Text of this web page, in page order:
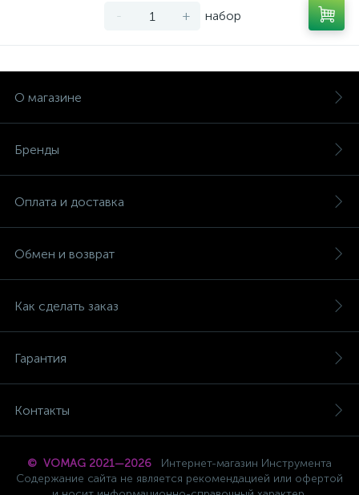
- + набор
О магазине
Бренды
Оплата и доставка
Обмен и возврат
Как сделать заказ
Гарантия
Контакты
© VOMAG 2021—2026
Интернет-магазин Инструмента
Содержание сайта не является рекомендацией или офертой